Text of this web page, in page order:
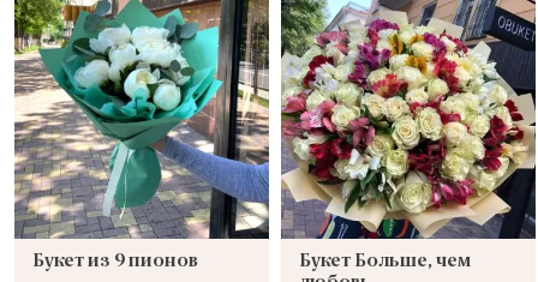
Букет из 9 пионов
Букет Больше, чем